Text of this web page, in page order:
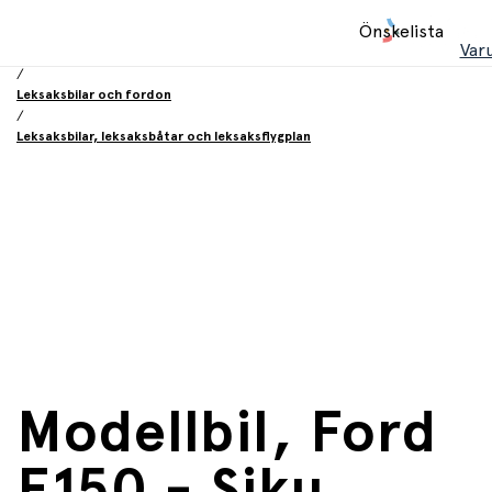
Önskelista
/
Leksaksbilar och fordon
/
Leksaksbilar, leksaksbåtar och leksaksflygplan
Modellbil, Ford